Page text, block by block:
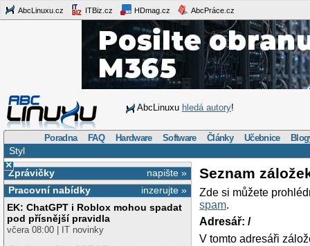
AbcLinuxu.cz ITBiz.cz HDmag.cz AbcPráce.cz
AbcLinuxu hledá autory!
Poradna FAQ Hardware Software Články Učebnice
Styl
×
napište »
Zprávičky
inzerujte »
Pracovní nabídky
EK: ChatGPT i Roblox mohou spadat
pod přísnější pravidla
včera 08:00 | IT novinky
Seznam
Zde si můžete
spam.
Adresář: /
V tomto adresáři